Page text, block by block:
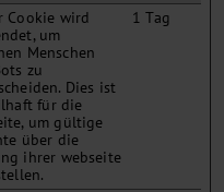
Cookie wird
um
Menschen
zu
Dies ist
für die
um gültige
über die
ihrer webseite
1 Tag